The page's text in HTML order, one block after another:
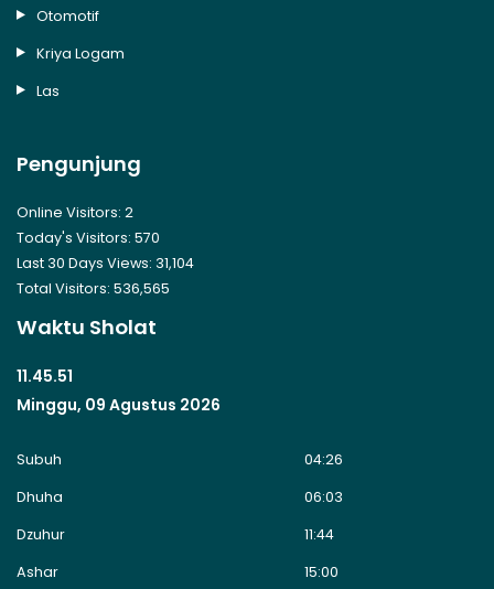
Otomotif
Kriya Logam
Las
Pengunjung
Online Visitors: 2
Today's Visitors: 570
Last 30 Days Views: 31,104
Total Visitors: 536,565
Waktu Sholat
11.45.52
Minggu, 09 Agustus 2026
Subuh
04:26
Dhuha
06:03
Dzuhur
11:44
Ashar
15:00